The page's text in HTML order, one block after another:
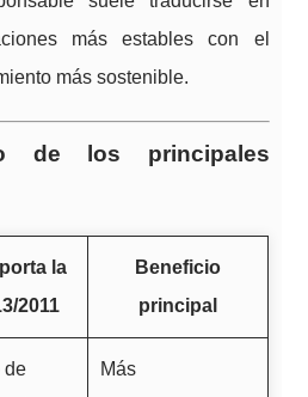
más estables con el
más sostenible.
de los principales
la
2011
Beneficio
principal
de
Más